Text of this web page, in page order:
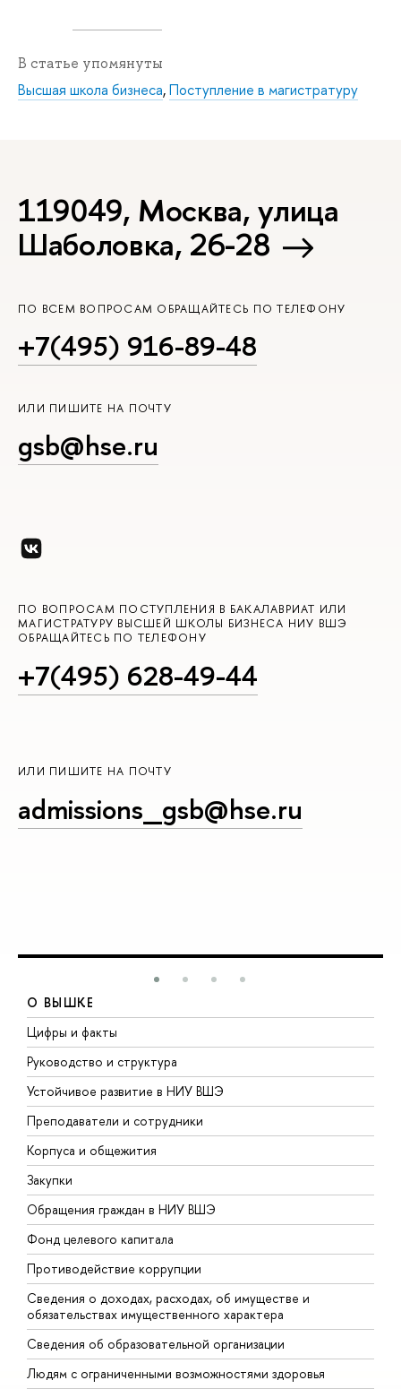
В статье упомянуты
Высшая школа бизнеса,Поступление в магистратуру
119049, Москва, улица
Шаболовка, 26-28
ПО ВСЕМ ВОПРОСАМ ОБРАЩАЙТЕСЬ ПО ТЕЛЕФОНУ
+7(495) 916-89-48
ИЛИ ПИШИТЕ НА ПОЧТУ
gsb@hse.ru
ПО ВОПРОСАМ ПОСТУПЛЕНИЯ В БАКАЛАВРИАТ ИЛИ
МАГИСТРАТУРУ ВЫСШЕЙ ШКОЛЫ БИЗНЕСА НИУ ВШЭ
ОБРАЩАЙТЕСЬ ПО ТЕЛЕФОНУ
+7(495) 628-49-44
ИЛИ ПИШИТЕ НА ПОЧТУ
admissions_gsb@hse.ru
О ВЫШКЕ
Цифры и факты
Руководство и структура
Устойчивое развитие в НИУ ВШЭ
Преподаватели и сотрудники
Корпуса и общежития
Закупки
Обращения граждан в НИУ ВШЭ
Фонд целевого капитала
Противодействие коррупции
Сведения о доходах, расходах, об имуществе и
обязательствах имущественного характера
Сведения об образовательной организации
Людям с ограниченными возможностями здоровья